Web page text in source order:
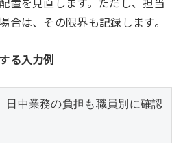
合は、その限界も記録します。
る入力例
日中業務の負担も職員別に確認